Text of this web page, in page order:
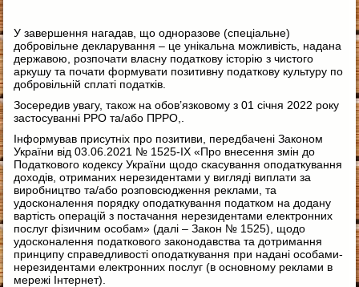
У завершення нагадав, що одноразове (спеціальне)
добровільне декларування – це унікальна можливість, надана
державою, розпочати власну податкову історію з чистого
аркушу та почати формувати позитивну податкову культуру по
добровільній сплаті податків.
Зосередив увагу, також на обов’язковому з 01 січня 2022 року
застосуванні РРО та/або ПРРО,.
Інформував присутніх про позитиви, передбачені Законом
України від 03.06.2021 № 1525-ІХ «Про внесення змін до
Податкового кодексу України щодо скасування оподаткування
доходів, отриманих нерезидентами у вигляді виплати за
виробництво та/або розповсюдження реклами, та
удосконалення порядку оподаткування податком на додану
вартість операцій з постачання нерезидентами електронних
послуг фізичним особам» (далі – Закон № 1525), щодо
удосконалення податкового законодавства та дотримання
принципу справедливості оподаткування при надані особами-
нерезидентами електронних послуг (в основному реклами в
мережі Інтернет).